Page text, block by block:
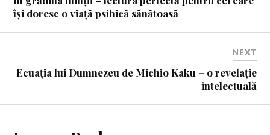
își doresc o viață psihică sănătoasă
NEXT
Ecuația lui Dumnezeu de Michio Kaku – o revelație
intelectuală